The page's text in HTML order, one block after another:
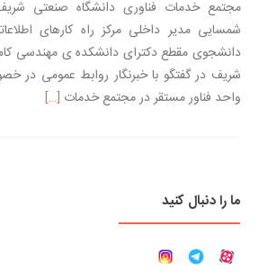
مجتمع خدمات فناوری دانشگاه صنعتی
شمسایی مدیر داخلی مرکز راه کارهای
دانشجوی مقطع دکترای دانشکده ی مهندسی
شریف در گفتگو با خبرنگار روابط عمومی در
واحد فناور مستقر در مجتمع خدمات اطلاعت
[…]
ما را دنبال کنید